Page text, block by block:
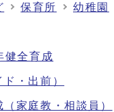
保育所 幼稚園
健全育成
・出前）
家庭教・相談員）